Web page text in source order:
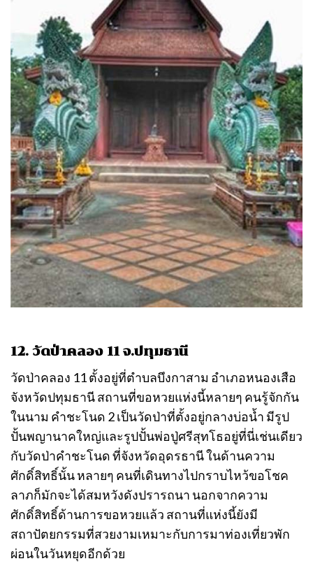
12. วัดป่าคลอง 11 จ.ปทุมธานี
วัดป่าคลอง 11 ตั้งอยู่ที่ตำบลบึงกาสาม อำเภอหนองเสือ
จังหวัดปทุมธานี สถานที่ขอหวยแห่งนี้หลายๆ คนรู้จักกัน
ในนาม คำชะโนด 2 เป็นวัดป่าที่ตั้งอยู่กลางบ่อน้ำ มีรูป
ปั้นพญานาคใหญ่และรูปปั้นพ่อปู่ศรีสุทโธอยู่ที่นี่เช่นเดียว
กับวัดป่าคำชะโนด ที่จังหวัดอุดรธานี ในด้านความ
ศักดิ์สิทธิ์นั้น หลายๆ คนที่เดินทางไปกราบไหว้ขอโชค
ลาภก็มักจะได้สมหวังดังปรารถนา นอกจากความ
ศักดิ์สิทธิ์ด้านการขอหวยแล้ว สถานที่แห่งนี้ยังมี
สถาปัตยกรรมที่สวยงามเหมาะกับการมาท่องเที่ยวพัก
ผ่อนในวันหยุดอีกด้วย